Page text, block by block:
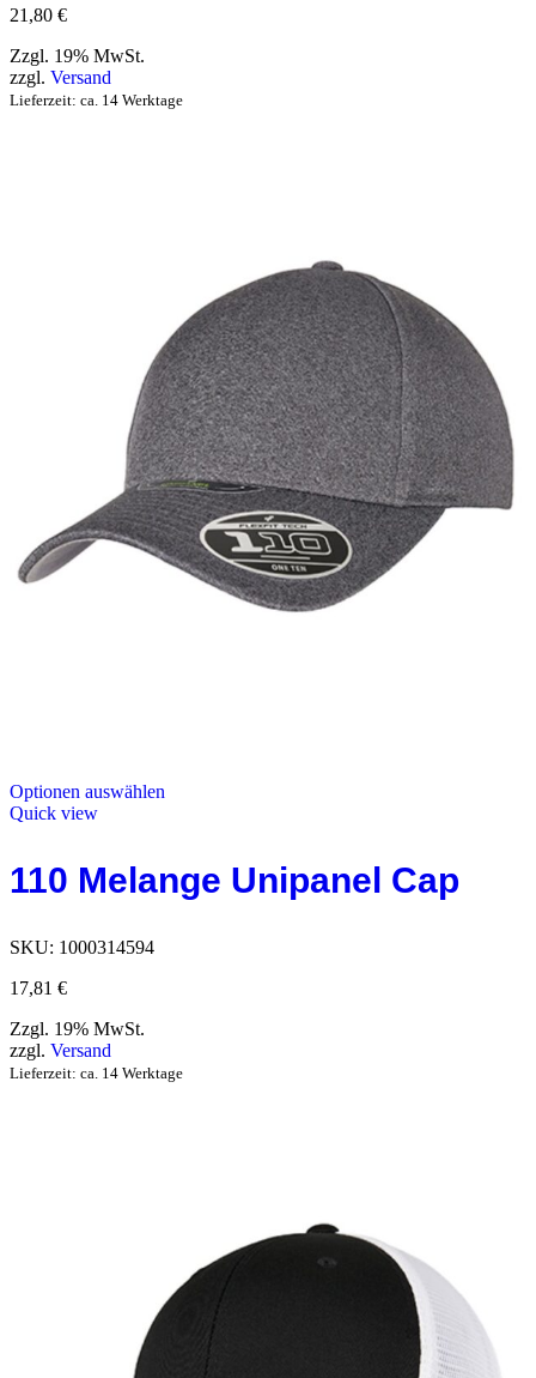
21,80 €
Zzgl. 19% MwSt.
zzgl. Versand
Lieferzeit: ca. 14 Werktage
Optionen auswählen
Quick view
110 Melange Unipanel Cap
SKU: 1000314594
17,81 €
Zzgl. 19% MwSt.
zzgl. Versand
Lieferzeit: ca. 14 Werktage